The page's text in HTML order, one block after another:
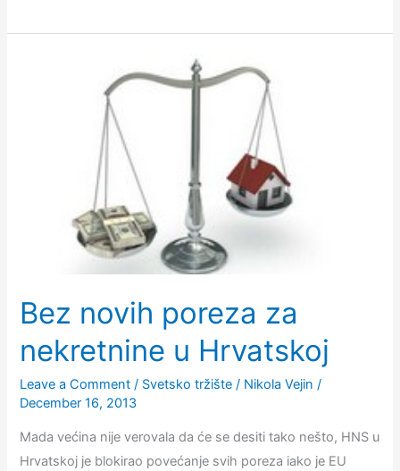
legalizaciji
Bez novih poreza za
nekretnine u Hrvatskoj
Leave a Comment / Svetsko tržište / Nikola Vejin /
December 16, 2013
Mada većina nije verovala da će se desiti tako nešto, HNS u
Hrvatskoj je blokirao povećanje svih poreza iako je EU